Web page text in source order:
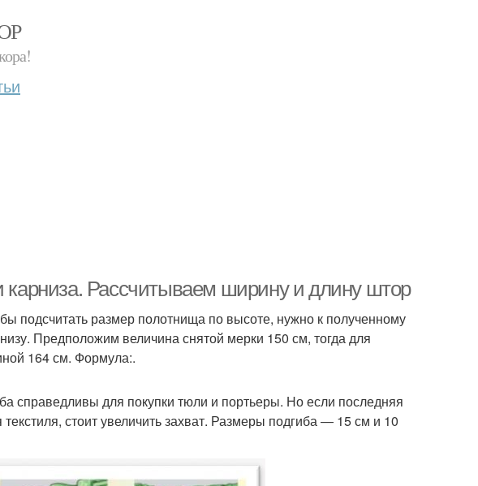
Рассчитываем ширину и длину штор
подсчитать размер полотнища по высоте, нужно к полученному
Предположим величина снятой мерки 150 см, тогда для
164 см. Формула:.
справедливы для покупки тюли и портьеры. Но если последняя
стоит увеличить захват. Размеры подгиба — 15 см и 10